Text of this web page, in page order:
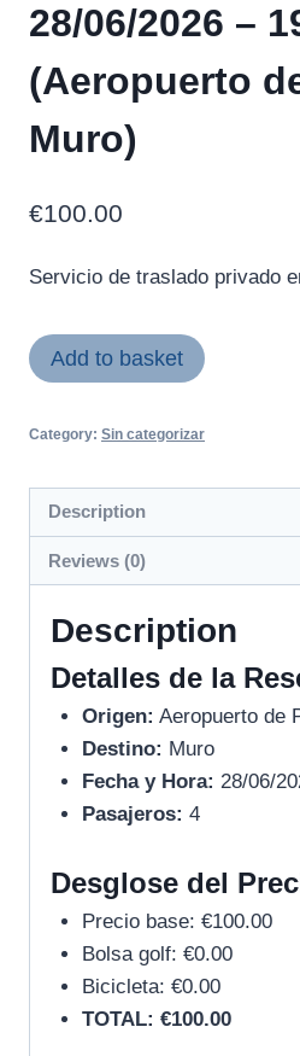
28/06/2026 –
(Aeropuerto
Muro)
€100.00
Servicio de traslado privado
Add to basket
Category: Sin categorizar
Description
Reviews (0)
Description
Detalles de la
Origen: Aeropuerto de
Destino: Muro
Fecha y Hora: 28/06/
Pasajeros: 4
Desglose del
Precio base: €100.00
Bolsa golf: €0.00
Bicicleta: €0.00
TOTAL: €100.00